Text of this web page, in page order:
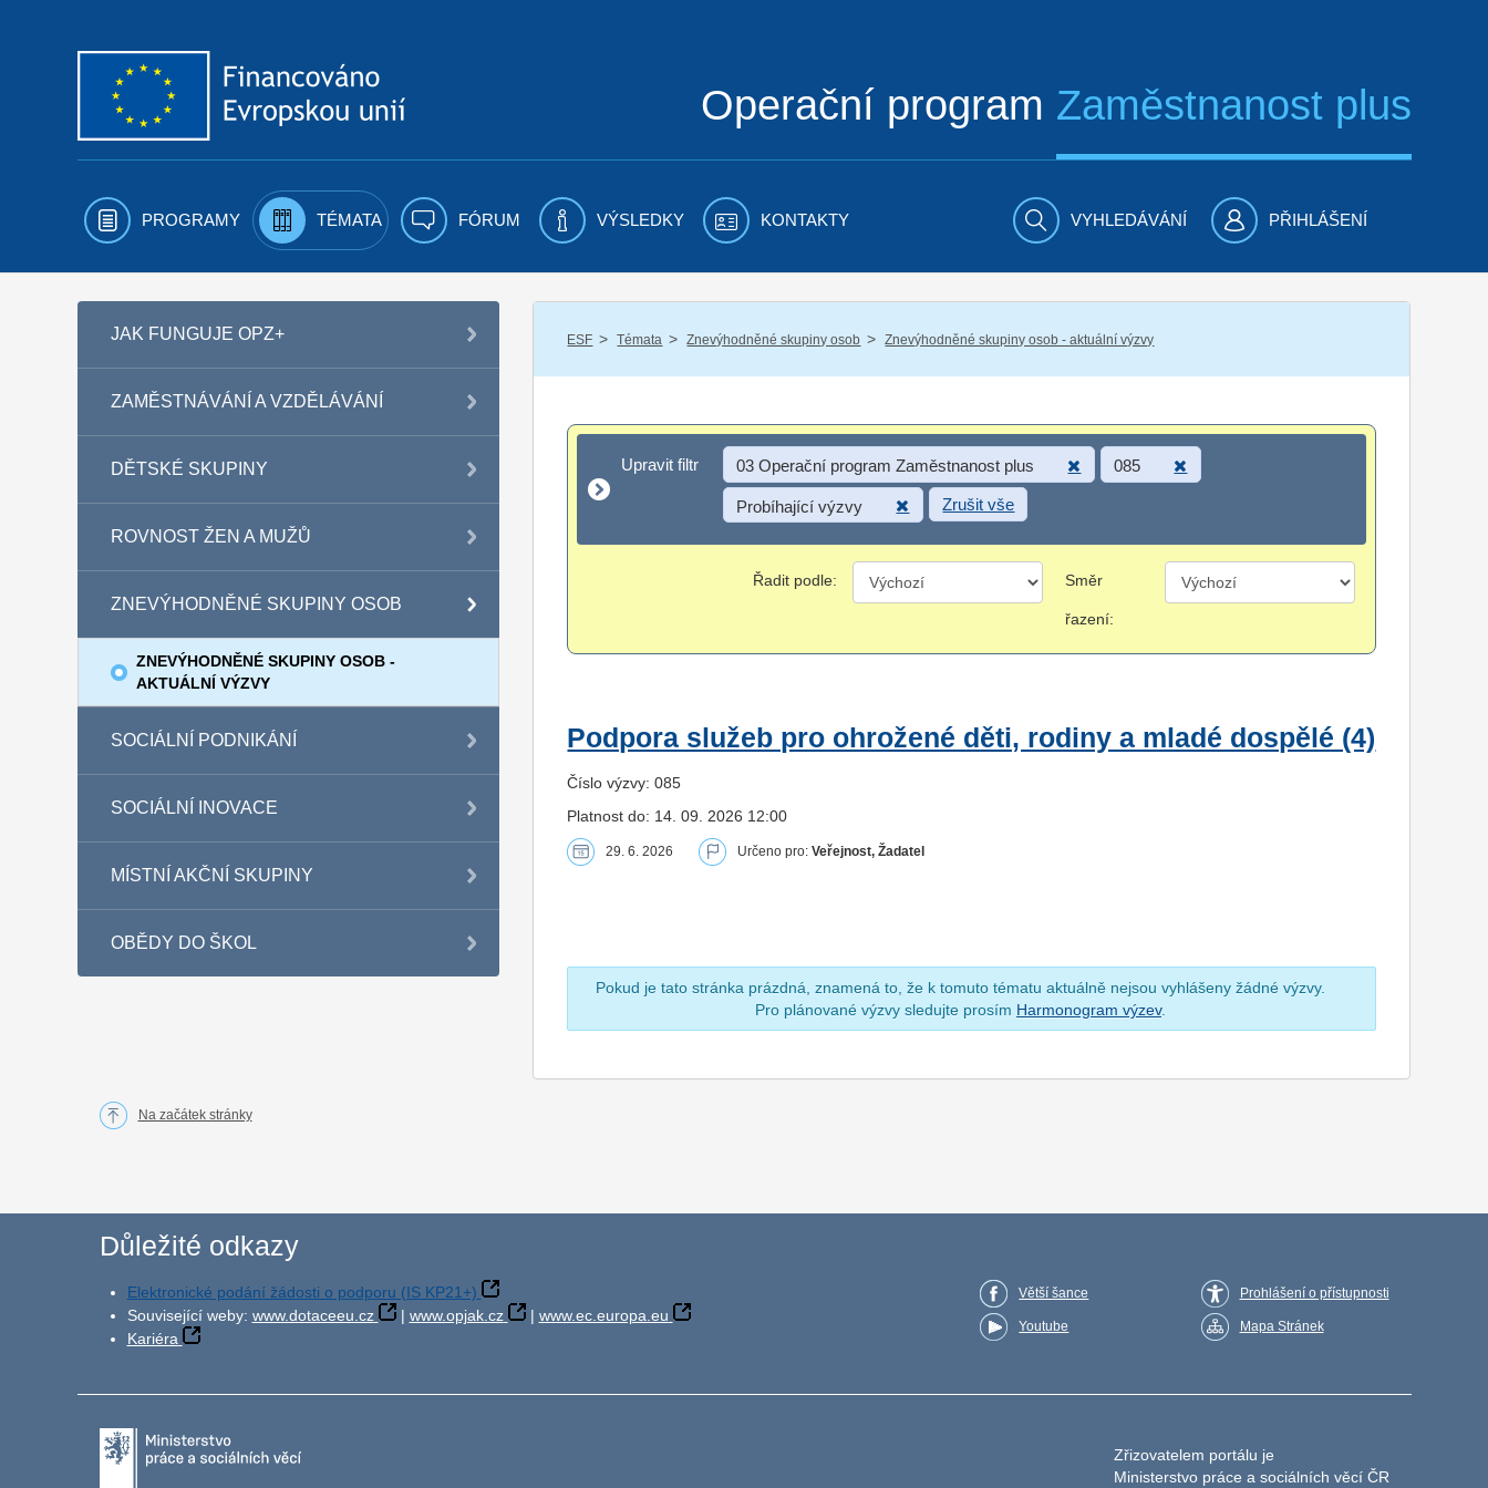
Operační program Zaměstnanost plus
PROGRAMY TÉMATA FÓRUM VÝSLEDKY KONTAKTY VYHLEDÁVÁNÍ PŘIHLÁŠENÍ
JAK FUNGUJE OPZ+
ZAMĚSTNÁVÁNÍ A VZDĚLÁVÁNÍ
DĚTSKÉ SKUPINY
ROVNOST ŽEN A MUŽŮ
ZNEVÝHODNĚNÉ SKUPINY OSOB
ZNEVÝHODNĚNÉ SKUPINY OSOB -
AKTUÁLNÍ VÝZVY
SOCIÁLNÍ PODNIKÁNÍ
SOCIÁLNÍ INOVACE
MÍSTNÍ AKČNÍ SKUPINY
OBĚDY DO ŠKOL
ESF / Témata / Znevýhodněné skupiny osob / Znevýhodněné skupiny osob - aktuální výzvy
Upravit filtr
Upravit filtr 03 Operační program Zaměstnanost plus 085
Probíhající výzvy Zrušit vše
Řadit podle: Směr
řazení:
Podpora služeb pro ohrožené děti, rodiny a mladé dospělé (4)
Číslo výzvy: 085
Platnost do: 14. 09. 2026 12:00
29. 6. 2026 Určeno pro:Veřejnost, Žadatel
Pokud je tato stránka prázdná, znamená to, že k tomuto tématu aktuálně nejsou vyhlášeny žádné výzvy.
Pro plánované výzvy sledujte prosím Harmonogram výzev.
Na začátek stránky
Důležité odkazy
Elektronické podání žádosti o podporu (IS KP21+)
Související weby: www.dotaceeu.cz | www.opjak.cz | www.ec.europa.eu
Kariéra
Větší šance
Youtube
Prohlášení o přístupnosti
Mapa Stránek
Zřizovatelem portálu je
Ministerstvo práce a sociálních věcí ČR